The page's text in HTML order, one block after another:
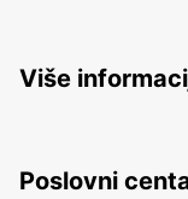
Više
Poslovni